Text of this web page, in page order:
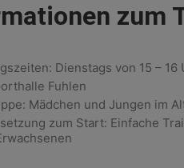
zum
Dienstags von 15 – 16
Fuhlen
Mädchen und Jungen im
zum Start: Einfache